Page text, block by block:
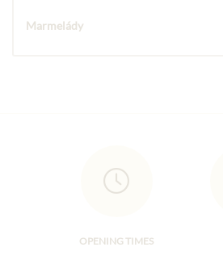
Marmelády
OPENING TIMES